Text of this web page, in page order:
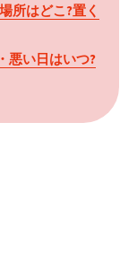
所はどこ?置く
悪い日はいつ?